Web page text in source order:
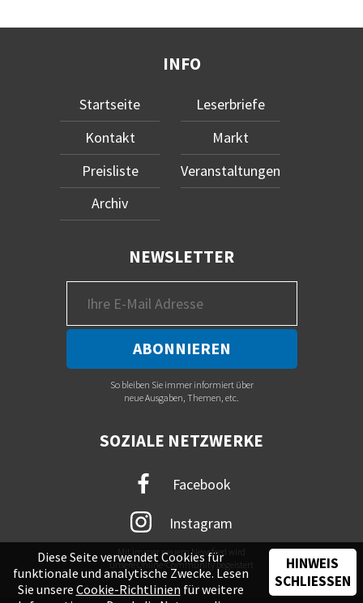
INFO
Startseite
Kontakt
Preisliste
Archiv
Leserbriefe
Markt
Veranstaltungen
NEWSLETTER
So bleiben Sie immer informiert über
neue Ausgaben, Themen, etc.
SOZIALE NETZWERKE
Facebook
Instagram
Mit immer neuem Newsfeed wird
unsere Online-Community begeistert
Diese Seite verwendet Cookies für
funktionale und analytische Zwecke. Lesen
Sie unsere Cookie-Richtlinien für weitere
HINWEIS
SCHLIESSEN